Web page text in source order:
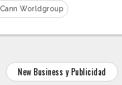
Worldgroup
New Business y Publicidad